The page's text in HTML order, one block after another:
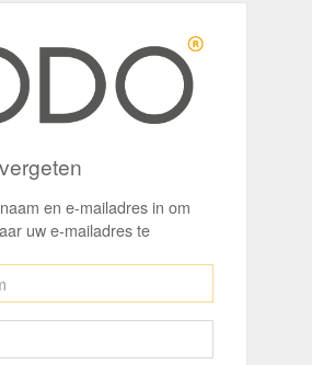
en e-mailadres in om
uw e-mailadres te